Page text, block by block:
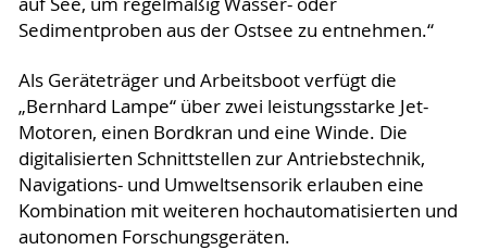
Sedimentproben aus der Ostsee zu entnehmen.“
Als Geräteträger und Arbeitsboot verfügt die
„Bernhard Lampe“ über zwei leistungsstarke Jet-
Motoren, einen Bordkran und eine Winde. Die
digitalisierten Schnittstellen zur Antriebstechnik,
Navigations- und Umweltsensorik erlauben eine
Kombination mit weiteren hochautomatisierten und
autonomen Forschungsgeräten.